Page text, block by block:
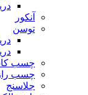
آنکور
توسن
چسب
چسب
جلاسنج